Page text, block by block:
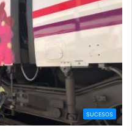
SUCESOS